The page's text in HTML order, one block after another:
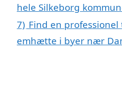
hele Silkeborg
7) Find en
emhætte i byer nær